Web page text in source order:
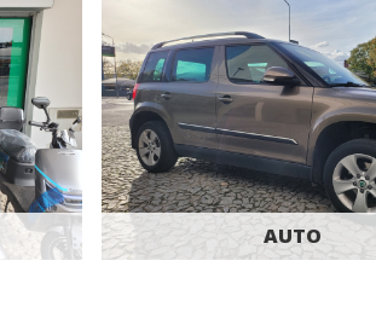
AUTO